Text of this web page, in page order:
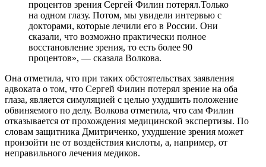
процентов зрения Сергей Филин потерял.Только
на одном глазу. Потом, мы увидели интервью с
докторами, которые лечили его в России. Они
сказали, что возможно практически полное
восстановление зрения, то есть более 90
процентов», — сказала Волкова.
Она отметила, что при таких обстоятельствах заявления
адвоката о том, что Сергей Филин потерял зрение на оба
глаза, является симуляцией с целью ухудшить положение
обвиняемого по делу. Волкова отметила, что сам Филин
отказывается от прохождения медицинской экспертизы. По
словам защитника Дмитриченко, ухудшение зрения может
произойти не от воздействия кислоты, а, например, от
неправильного лечения медиков.